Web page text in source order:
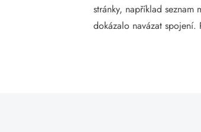
stránky, například
dokázalo navázat spojení.